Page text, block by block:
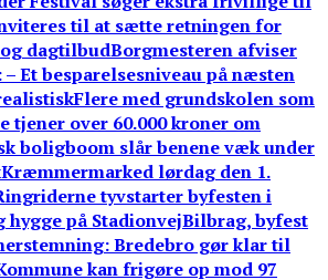
til at sætte retningen for
dagtilbudBorgmesteren afviser
– Et besparelsesniveau på næsten
Flere med grundskolen som
tjener over 60.000 kroner om
boligboom slår benene væk under
Kræmmermarked lørdag den 1.
tyvstarter byfesten i
på StadionvejBilbrag, byfest
Bredebro gør klar til
kan frigøre op mod 97